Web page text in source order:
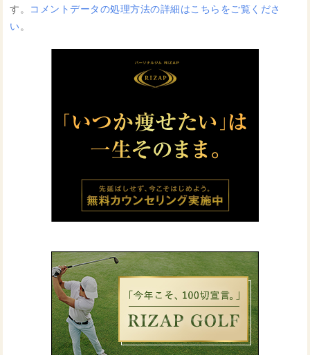
す。 コメントデータの処理方法の詳細はこちらをご覧くださ
い。